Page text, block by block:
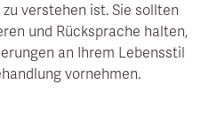
verstehen ist. Sie sollten
und Rücksprache halten,
an Ihrem Lebensstil
vornehmen.